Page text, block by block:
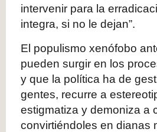
intervenir para la
integra, si no le dejan”.
El populismo xenófobo
pueden surgir en los
y que la política ha de
gentes, recurre a
estigmatiza y demoniza a
convirtiéndoles en dianas